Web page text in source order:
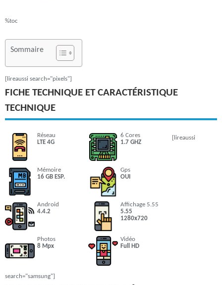
%toc
Sommaire
[lireaussi search="pixels"]
FICHE TECHNIQUE ET CARACTÉRISTIQUE
TECHNIQUE
Réseau
LTE 4G
6 Cores
1.7 GHZ
Mémoire
16 GB ESP.
Gps
OUI
Android
4.4.2
Affichage 5.55
5.55
1280x720
Photos
8 Mpx
Vidéo
Full HD
[lireaussi
search="samsung"]